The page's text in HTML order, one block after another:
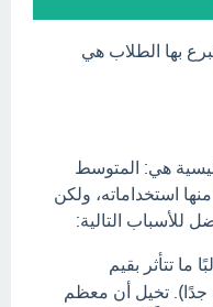
بها الطلاب هي
هي: المتوسط
استخداماته، ولكن
للأسباب التالية:
ما تتأثر بقيم
جدًا). تخيل أن معظم